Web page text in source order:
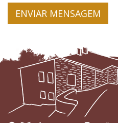
ENVIAR MENSAGEM